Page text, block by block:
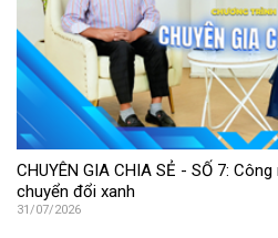
CHUYÊN GIA CHIA SẺ - SỐ 7:
chuyển đổi xanh
31/07/2026